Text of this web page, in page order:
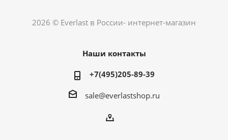
2026 © Everlast в России- интернет-магазин
Наши контакты
+7(495)205-89-39
sale@everlastshop.ru